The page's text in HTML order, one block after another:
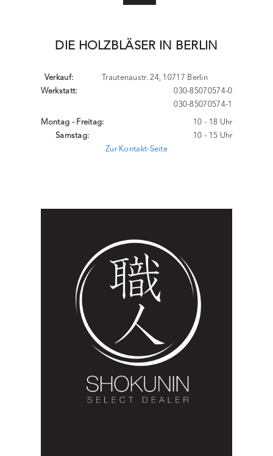
DIE HOLZBLÄSER IN BERLIN
Trautenaustr. 24, 10717 Berlin
Verkauf:
Werkstatt:
030-85070574-0
030-85070574-1
Montag - Freitag:
Samstag:
10 - 18 Uhr
10 - 15 Uhr
Zur Kontakt-Seite